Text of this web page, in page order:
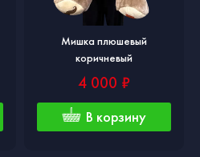
Мишка плюшевый
коричневый
4 000 ₽
В корзину